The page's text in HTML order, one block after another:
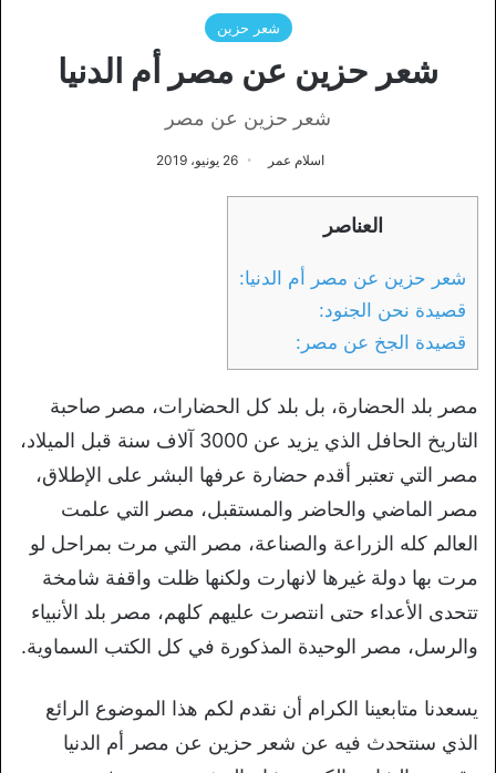
شعر حزين
شعر حزين عن مصر أم الدنيا
شعر حزين عن مصر
اسلام عمر 26 يونيو، 2019
العناصر
شعر حزين عن مصر أم الدنيا:
قصيدة نحن الجنود:
قصيدة الجخ عن مصر:
مصر بلد الحضارة، بل بلد كل الحضارات، مصر صاحبة
التاريخ الحافل الذي يزيد عن 3000 آلاف سنة قبل الميلاد،
مصر التي تعتبر أقدم حضارة عرفها البشر على الإطلاق،
مصر الماضي والحاضر والمستقبل، مصر التي علمت
العالم كله الزراعة والصناعة، مصر التي مرت بمراحل لو
مرت بها دولة غيرها لانهارت ولكنها ظلت واقفة شامخة
تتحدى الأعداء حتى انتصرت عليهم كلهم، مصر بلد الأنبياء
والرسل، مصر الوحيدة المذكورة في كل الكتب السماوية.
يسعدنا متابعينا الكرام أن نقدم لكم هذا الموضوع الرائع
الذي سنتحدث فيه عن شعر حزين عن مصر أم الدنيا